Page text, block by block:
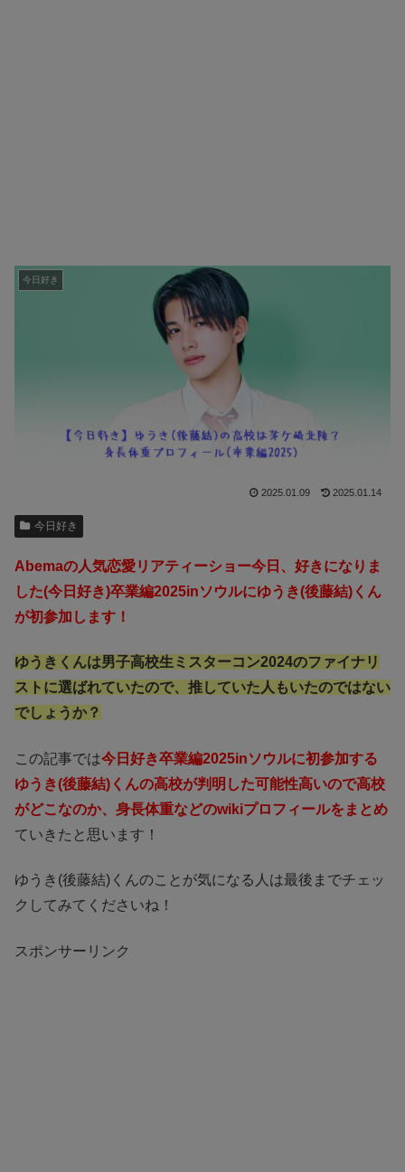
今日好き
2025.01.09 2025.01.14
今日好き
Abemaの人気恋愛リアティーショー今日、好きになりま
した(今日好き)卒業編2025inソウルにゆうき(後藤結)くん
が初参加します！
ゆうきくんは男子高校生ミスターコン2024のファイナリ
ストに選ばれていたので、推していた人もいたのではない
でしょうか？
この記事では今日好き卒業編2025inソウルに初参加する
ゆうき(後藤結)くんの高校が判明した可能性高いので高校
がどこなのか、身長体重などのwikiプロフィールをまとめ
ていきたと思います！
ゆうき(後藤結)くんのことが気になる人は最後までチェッ
クしてみてくださいね！
スポンサーリンク